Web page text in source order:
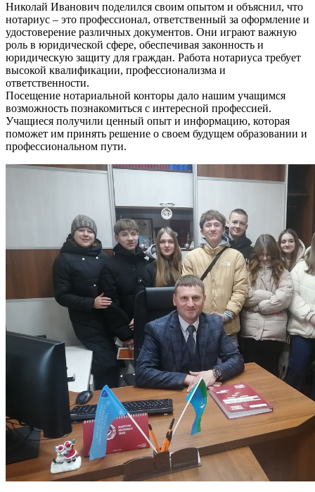
Николай Иванович поделился своим опытом и объяснил, что
нотариус – это профессионал, ответственный за оформление и
удостоверение различных документов. Они играют важную
роль в юридической сфере, обеспечивая законность и
юридическую защиту для граждан. Работа нотариуса требует
высокой квалификации, профессионализма и
ответственности.
Посещение нотариальной конторы дало нашим учащимся
возможность познакомиться с интересной профессией.
Учащиеся получили ценный опыт и информацию, которая
поможет им принять решение о своем будущем образовании и
профессиональном пути.